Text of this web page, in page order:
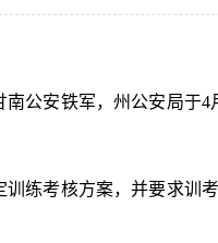
南公安铁军，州公安局于4
练考核方案，并要求训